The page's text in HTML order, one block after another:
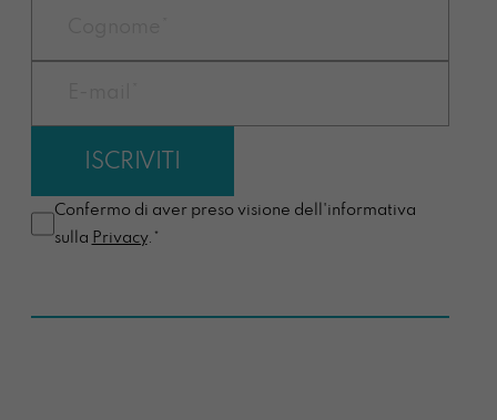
Confermo di aver preso visione dell'informativa
sulla Privacy.*